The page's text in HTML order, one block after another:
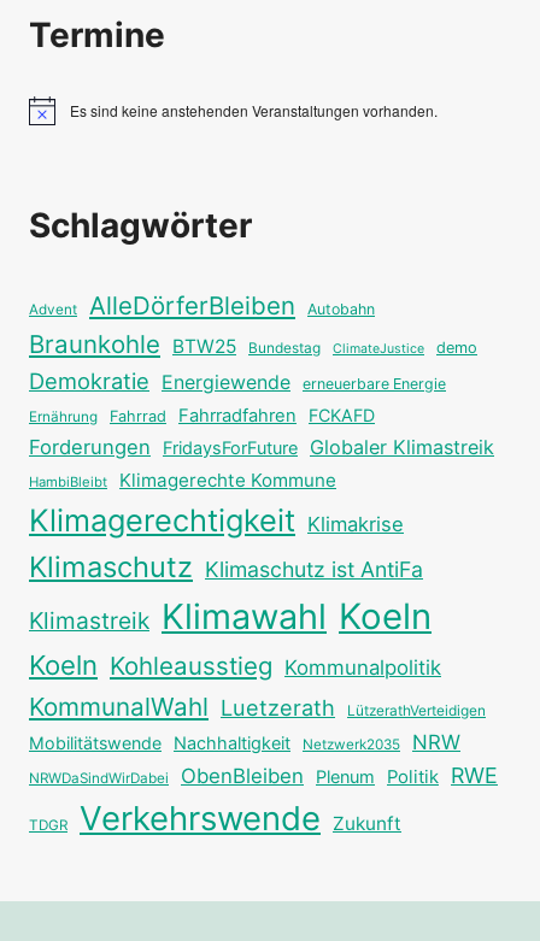
Termine
HinweisEs sind keine anstehenden Veranstaltungen vorhanden.
Schlagwörter
Advent AlleDörferBleiben Autobahn
Braunkohle BTW25 Bundestag ClimateJustice demo
Demokratie Energiewende erneuerbare Energie
Ernährung Fahrrad Fahrradfahren FCKAFD
Forderungen FridaysForFuture Globaler Klimastreik
HambiBleibt Klimagerechte Kommune
Klimagerechtigkeit Klimakrise
Klimaschutz Klimaschutz ist AntiFa
Klimastreik Klimawahl Koeln
Koeln Kohleausstieg Kommunalpolitik
KommunalWahl Luetzerath LützerathVerteidigen
Mobilitätswende Nachhaltigkeit Netzwerk2035 NRW
NRWDaSindWirDabei ObenBleiben Plenum Politik RWE
TDGR Verkehrswende Zukunft